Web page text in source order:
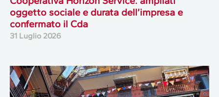
oggetto sociale e durata dell’impresa e
confermato il Cda
31 Luglio 2026